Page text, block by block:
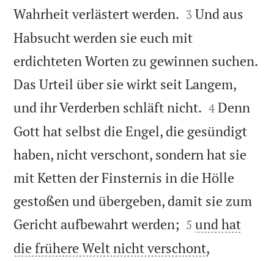
Wahrheit verlästert werden. 

3 Und aus
Habsucht werden sie euch mit
erdichteten Worten zu gewinnen suchen.
Das Urteil über sie wirkt seit Langem,
und ihr Verderben schläft nicht. 

4 Denn
Gott hat selbst die Engel, die gesündigt
haben, nicht verschont, sondern hat sie
mit Ketten der Finsternis in die Hölle
gestoßen und übergeben, damit sie zum
Gericht aufbewahrt werden; 

5 und hat
die frühere Welt nicht verschont,